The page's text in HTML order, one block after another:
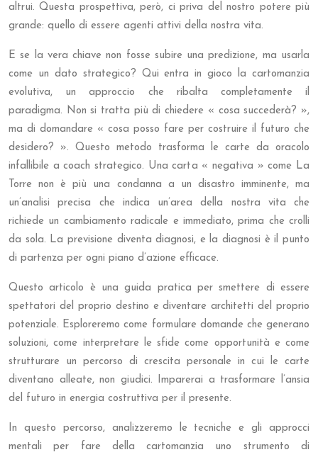
altrui. Questa prospettiva, però, ci priva del nostro potere più
grande: quello di essere agenti attivi della nostra vita.
E se la vera chiave non fosse subire una predizione, ma usarla
come un dato strategico? Qui entra in gioco la cartomanzia
evolutiva, un approccio che ribalta completamente il
paradigma. Non si tratta più di chiedere « cosa succederà? »,
ma di domandare « cosa posso fare per costruire il futuro che
desidero? ». Questo metodo trasforma le carte da oracolo
infallibile a coach strategico. Una carta « negativa » come La
Torre non è più una condanna a un disastro imminente, ma
un’analisi precisa che indica un’area della nostra vita che
richiede un cambiamento radicale e immediato, prima che crolli
da sola. La previsione diventa diagnosi, e la diagnosi è il punto
di partenza per ogni piano d’azione efficace.
Questo articolo è una guida pratica per smettere di essere
spettatori del proprio destino e diventare architetti del proprio
potenziale. Esploreremo come formulare domande che generano
soluzioni, come interpretare le sfide come opportunità e come
strutturare un percorso di crescita personale in cui le carte
diventano alleate, non giudici. Imparerai a trasformare l’ansia
del futuro in energia costruttiva per il presente.
In questo percorso, analizzeremo le tecniche e gli approcci
mentali per fare della cartomanzia uno strumento di